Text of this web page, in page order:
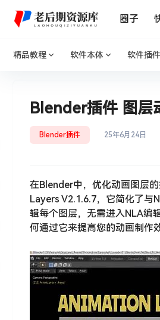
圈子
精品教程 软件本体 软件插件
Blender插件 图层
Blender插件 25年6月24日
在Blender中，优化动画图层
Layers V2.1.6.7，它简化了与
辑每个图层，无需进入NLA编
何通过它来提高您的动画制作